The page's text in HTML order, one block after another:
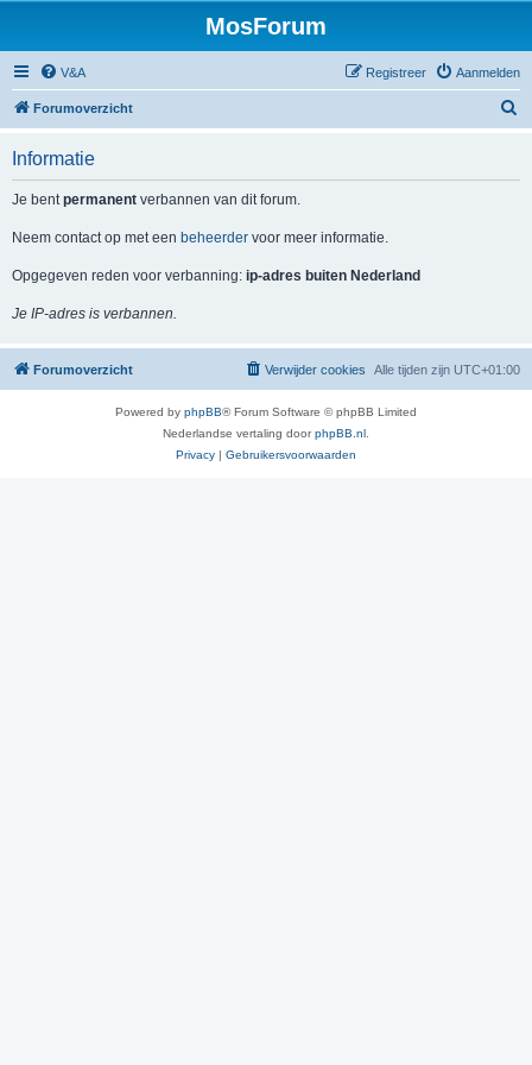
MosForum
V&A Aanmelden
Registreer
Forumoverzicht
Informatie
Je bentpermanent verbannen van dit forum.
Neem contact op met een beheerder voor meer informatie.
Opgegeven reden voor verbanning: ip-adres buiten Nederland
Je IP-adres is verbannen.
Forumoverzicht Alle tijden zijn UTC+01:00
Verwijder cookies
Powered by phpBB® Forum Software © phpBB Limited
Nederlandse vertaling doorphpBB.nl
Privacy | Gebruikersvoorwaarden